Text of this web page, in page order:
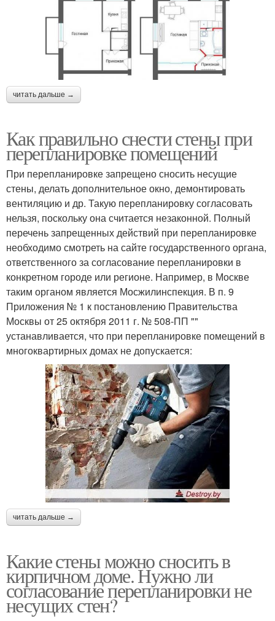
читать дальше →
Как правильно снести стены при
перепланировке помещений
При перепланировке запрещено сносить несущие
стены, делать дополнительное окно, демонтировать
вентиляцию и др. Такую перепланировку согласовать
нельзя, поскольку она считается незаконной. Полный
перечень запрещенных действий при перепланировке
необходимо смотреть на сайте государственного органа,
ответственного за согласование перепланировки в
конкретном городе или регионе. Например, в Москве
таким органом является Мосжилинспекция. В п. 9
Приложения № 1 к постановлению Правительства
Москвы от 25 октября 2011 г. № 508-ПП ""
устанавливается, что при перепланировке помещений в
многоквартирных домах не допускается:
читать дальше →
Какие стены можно сносить в
кирпичном доме. Нужно ли
согласование перепланировки не
несущих стен?